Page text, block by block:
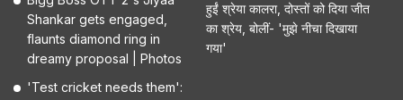
Shankar gets engaged,
flaunts diamond ring in
dreamy proposal | Photos
'Test cricket needs them':
हुईं श्रेया कालरा, दोस्तों को दिया जीत
का श्रेय, बोलीं- 'मुझे नीचा दिखाया
गया'